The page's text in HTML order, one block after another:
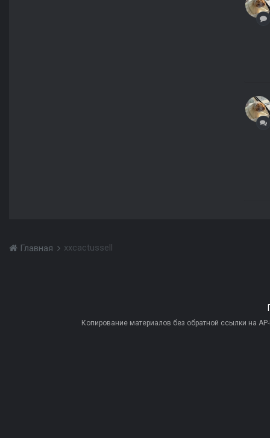
Главная xxcactussell
Копирование материалов без обратной ссылки на